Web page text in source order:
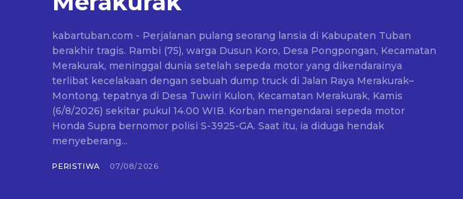
kabartuban.com - Perjalanan pulang seorang lansia di Kabupaten Tuban
berakhir tragis. Rambi (75), warga Dusun Koro, Desa Pongpongan, Kecamatan
Merakurak, meninggal dunia setelah sepeda motor yang dikendarainya
terlibat kecelakaan dengan sebuah dump truck di Jalan Raya Merakurak–
Montong, tepatnya di Desa Tuwiri Kulon, Kecamatan Merakurak, Kamis
(6/8/2026) sekitar pukul 14.00 WIB. Korban mengendarai sepeda motor
Honda Supra bernomor polisi S-3925-GA. Saat itu, ia diduga hendak
menyeberang...
PERISTIWA 07/08/2026